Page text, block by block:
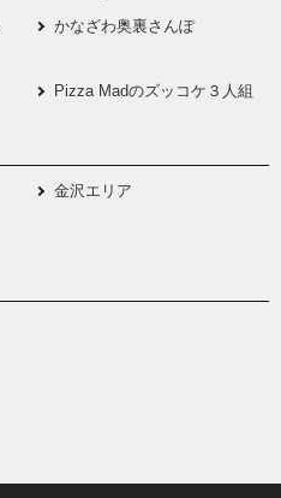
かなざわ奥裏さんぽ
Pizza Madのズッコケ３人組
金沢エリア